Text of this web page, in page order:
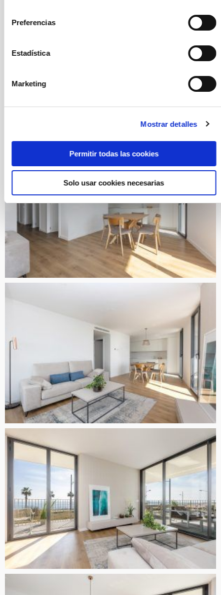
Preferencias
Estadística
Marketing
Mostrar detalles
Permitir todas las cookies
Solo usar cookies necesarias